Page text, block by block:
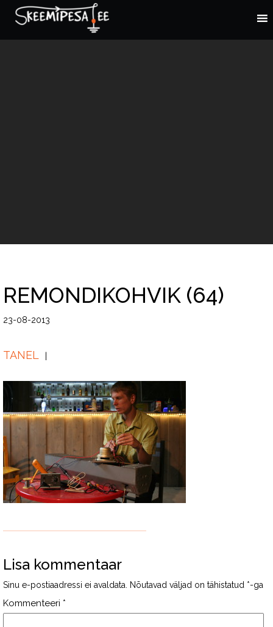
REMONDIKOHVIK (64)
23-08-2013
TANEL
Lisa kommentaar
Sinu e-postiaadressi ei avaldata. Nõutavad väljad on tähistatud *-ga
Kommenteeri *